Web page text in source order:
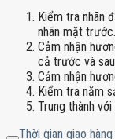
Kiểm tra nhãn
nhãn mặt trước.
Cảm nhận
cả trước và
Cảm nhận
Kiểm tra năm
Trung thành
Thời gian giao